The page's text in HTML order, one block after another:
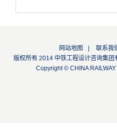
网站地图
联系我
版权所有 2014 中铁工程设计咨询
Copyright © CHINA